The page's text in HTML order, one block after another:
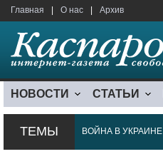
Главная О нас Архив
НОВОСТИ СТАТЬИ
ТЕМЫ ВОЙНА В УКРАИНЕ